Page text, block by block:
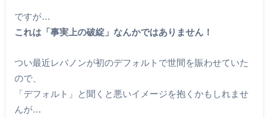
ですが…
これは「事実上の破綻」なんかではありません！
つい最近レバノンが初のデフォルトで世間を賑わせていた
ので、
「デフォルト」と聞くと悪いイメージを抱くかもしれませ
んが…